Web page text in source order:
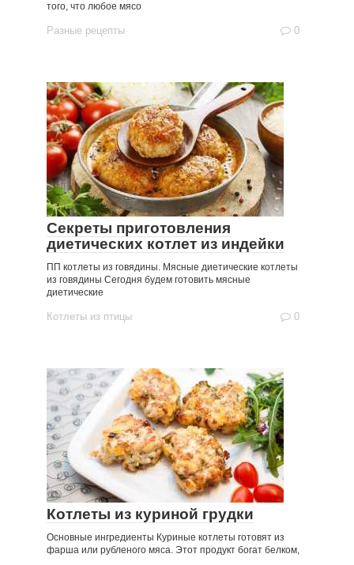
того, что любое мясо
Разные рецепты 0
Секреты приготовления
диетических котлет из индейки
ПП котлеты из говядины. Мясные диетические котлеты
из говядины Сегодня будем готовить мясные
диетические
Котлеты из птицы 0
Котлеты из куриной грудки
Основные ингредиенты Куриные котлеты готовят из
фарша или рубленого мяса. Этот продукт богат белком,